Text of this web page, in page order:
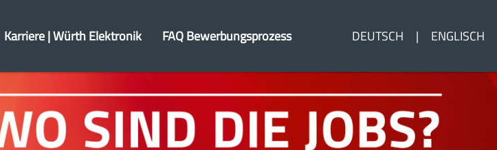
DEUTSCH ENGLISCH
Karriere | Würth Elektronik FAQ Bewerbungsprozess